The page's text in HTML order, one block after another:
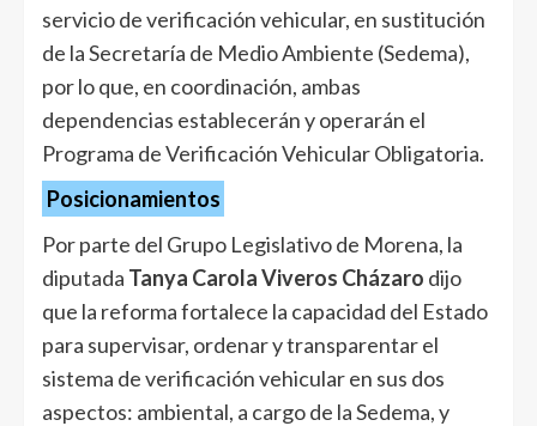
servicio de verificación vehicular, en sustitución
de la Secretaría de Medio Ambiente (Sedema),
por lo que, en coordinación, ambas
dependencias establecerán y operarán el
Programa de Verificación Vehicular Obligatoria.
Posicionamientos
Por parte del Grupo Legislativo de Morena, la
diputada Tanya Carola Viveros Cházaro dijo
que la reforma fortalece la capacidad del Estado
para supervisar, ordenar y transparentar el
sistema de verificación vehicular en sus dos
aspectos: ambiental, a cargo de la Sedema, y